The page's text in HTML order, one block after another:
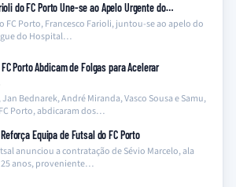
do FC Porto Une-se ao Apelo Urgente do…
FC Porto, Francesco Farioli, juntou-se ao apelo do
do Hospital…
Porto Abdicam de Folgas para Acelerar
Bednarek, André Miranda, Vasco Sousa e Samu,
Porto, abdicaram dos…
Equipa de Futsal do FC Porto
anunciou a contratação de Sévio Marcelo, ala
anos, proveniente…